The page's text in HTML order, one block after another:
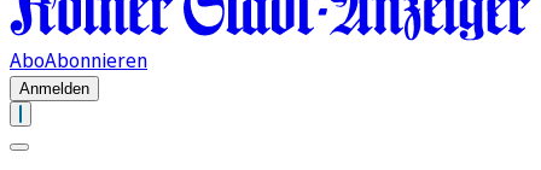
AboAbonnieren
Anmelden